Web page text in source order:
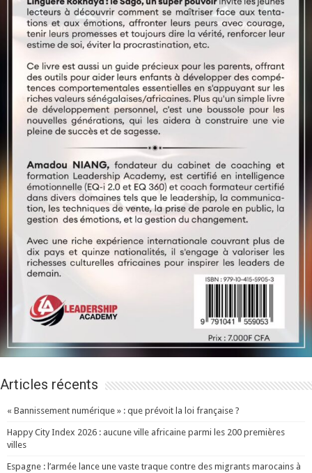
Articles récents
« Bannissement numérique » : que prévoit la loi française ?
Happy City Index 2026 : aucune ville africaine parmi les 200 premières
villes
Espagne : l’armée lance une vaste traque contre des migrants marocains à